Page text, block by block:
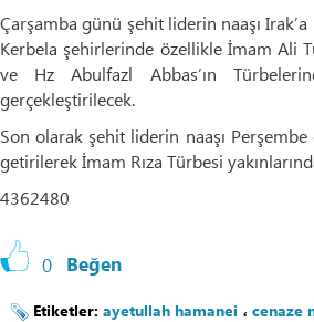
Çarşamba günü şehit liderin naaşı
Kerbela şehirlerinde özellikle İmam Ali
ve Hz Abulfazl Abbas’ın
gerçekleştirilecek.
Son olarak şehit liderin naaşı
getirilerek İmam Rıza Türbesi
4362480
0 Beğen
Etiketler: ayetullah hamanei ، cenaze